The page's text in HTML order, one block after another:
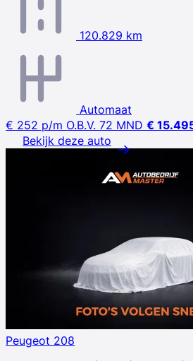
120.829 km
Automaat
€ 252 p/m O.B.V. 72 MND €
Bekijk deze auto
Peugeot 208